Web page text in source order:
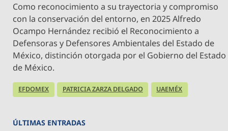
Como reconocimiento a su trayectoria y compromiso
con la conservación del entorno, en 2025 Alfredo
Ocampo Hernández recibió el Reconocimiento a
Defensoras y Defensores Ambientales del Estado de
México, distinción otorgada por el Gobierno del Estado
de México.
EFDOMEX PATRICIA ZARZA DELGADO UAEMÉX
ÚLTIMAS ENTRADAS